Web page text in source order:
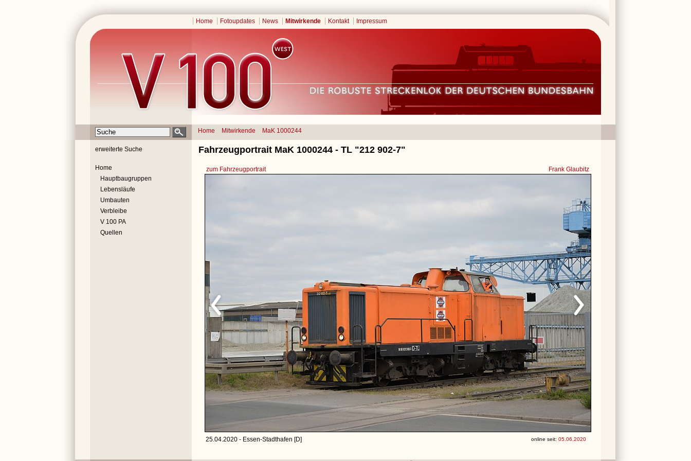
Home Fotoupdates News Mitwirkende Kontakt Impressum
Home Mitwirkende MaK 1000244
erweiterte Suche
Home
Hauptbaugruppen
Lebensläufe
Umbauten
Verbleibe
V 100 PA
Quellen
Fahrzeugportrait MaK 1000244 - TL "212 902-7"
zum Fahrzeugportrait Frank Glaubitz
25.04.2020 - Essen-Stadthafen [D] online seit: 05.06.2020